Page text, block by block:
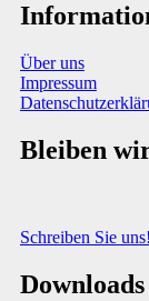
Über uns
Impressum
Bleiben
Schreiben Sie uns!
Downloads